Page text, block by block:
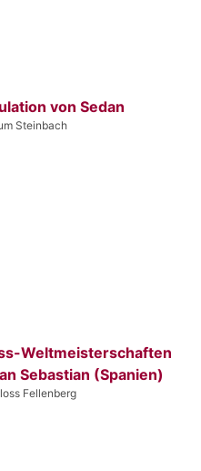
von Sedan
Steinbach
Weltmeisterschaften
Sebastian (Spanien)
Fellenberg